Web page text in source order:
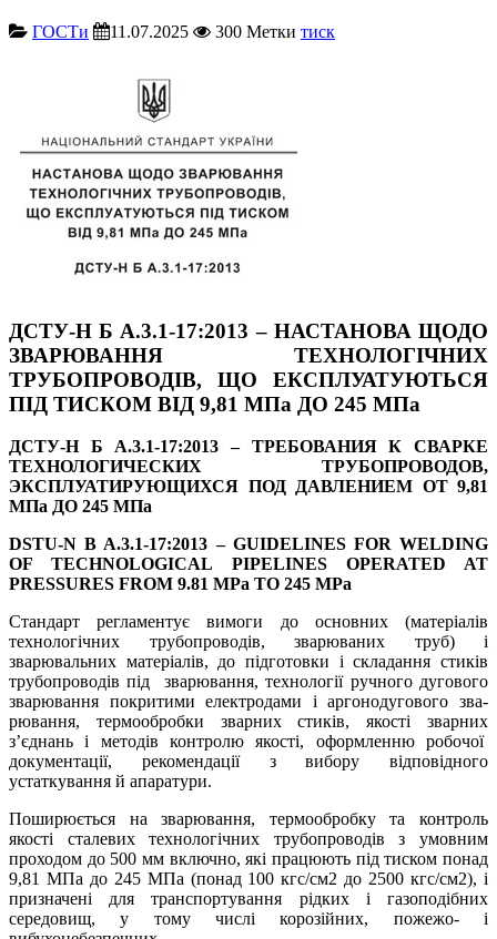
ГОСТи 11.07.2025 300 Метки тиск
ДСТУ-Н Б А.3.1-17:2013 – НАСТАНОВА ЩОДО
ЗВАРЮВАННЯ ТЕХНОЛОГІЧНИХ
ТРУБОПРОВОДІВ, ЩО ЕКСПЛУАТУЮТЬСЯ
ПІД ТИСКОМ ВІД 9,81 МПа ДО 245 МПа
ДСТУ-Н Б А.3.1-17:2013 – ТРЕБОВАНИЯ К СВАРКЕ
ТЕХНОЛОГИЧЕСКИХ ТРУБОПРОВОДОВ,
ЭКСПЛУАТИРУЮЩИХСЯ ПОД ДАВЛЕНИЕМ ОТ 9,81
МПа ДО 245 МПа
DSTU-N B A.3.1-17:2013 – GUIDELINES FOR WELDING
OF TECHNOLOGICAL PIPELINES OPERATED AT
PRESSURES FROM 9.81 MPa TO 245 MPa
Стандарт регламентує вимоги до основних (матеріалів
технологічних трубопроводів, зварюваних труб) і
зварювальних матеріалів, до підготовки і складання стиків
трубопроводів під зварювання, технології ручного дугового
зварювання покритими електродами і аргонодугового зва­
рювання, термообробки зварних стиків, якості зварних
з’єднань і методів контролю якості, офор­мленню робочої
документації, рекомендації з вибору відповідного
устаткування й апаратури.
Поширюється на зварювання, термообробку та контроль
якості сталевих тех­нологічних трубопроводів з умовним
проходом до 500 мм включно, які працюють під тиском понад
9,81 МПа до 245 МПа (понад 100 кгс/см2 до 2500 кгс/см2), і
призначені для транспортування рідких і газоподібних
середовищ, у тому числі корозійних, пожежо- і